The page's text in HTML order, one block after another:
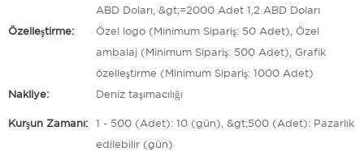
ABD Doları, &gt;=2000 Adet 1,2 ABD Doları
Özelleştirme: Özel logo (Minimum Sipariş: 50 Adet), Özel
ambalaj (Minimum Sipariş: 500 Adet), Grafik
özelleştirme (Minimum Sipariş: 1000 Adet)
Nakliye: Deniz taşımacılığı
Kurşun Zamanı: 1 - 500 (Adet): 10 (gün), &gt;500 (Adet): Pazarlık
edilebilir (gün)